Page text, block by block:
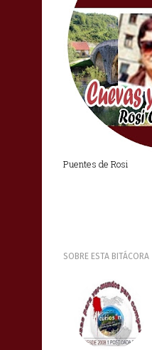
Puentes de Rosi
SOBRE ESTA BITÁCORA